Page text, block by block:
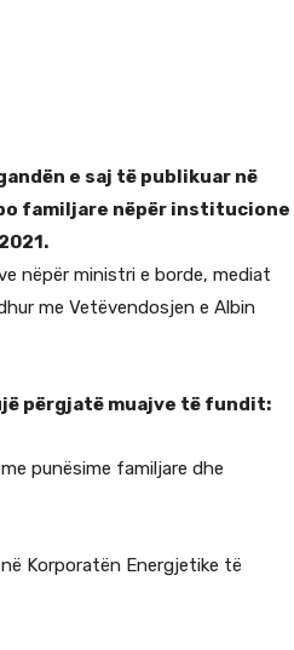
e saj të publikuar në
familjare nëpër institucione
nëpër ministri e borde, mediat
me Vetëvendosjen e Albin
përgjatë muajve të fundit:
punësime familjare dhe
Korporatën Energjetike të